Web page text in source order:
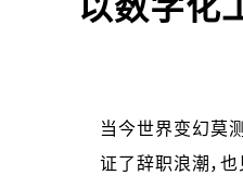
以数字化
当今世界变幻莫
证了辞职浪潮，